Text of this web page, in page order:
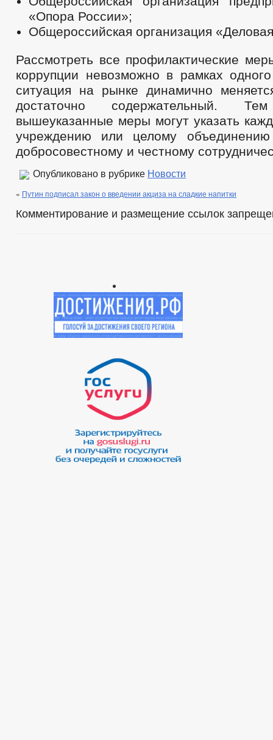
«Опора России»;
Общероссийская организация
Рассмотреть все профилактические
коррупции невозможно в рамках
ситуация на рынке динамично
достаточно содержательный.
вышеуказанные меры могут указать
учреждению или целому
добросовестному и честному
Опубликовано в рубрике Новости
« Путин подписал закон о введении акциза на сладкие напитки
Комментирование и размещение ссылок